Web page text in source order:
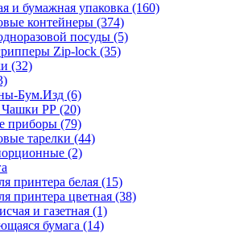
и бумажная упаковка (160)
контейнеры (374)
посуды (5)
Zip-lock (35)
(32)
Бум.Изд (6)
РР (20)
приборы (79)
тарелки (44)
(2)
принтера белая (15)
принтера цветная (38)
и газетная (1)
бумага (14)